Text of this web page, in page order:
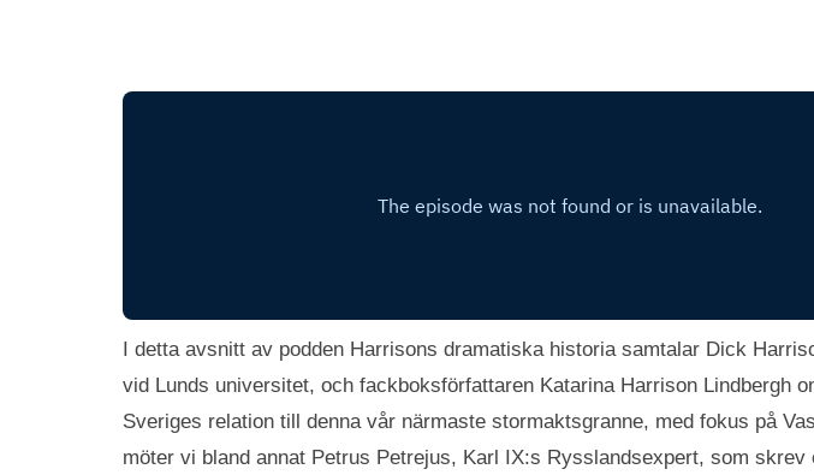
I detta avsnitt av podden Harrisons dramatiska historia samtalar Dick
vid Lunds universitet, och fackboksförfattaren Katarina Harrison Lindbergh
Sveriges relation till denna vår närmaste stormaktsgranne, med fokus på
möter vi bland annat Petrus Petrejus, Karl IX:s Rysslandsexpert, som skrev